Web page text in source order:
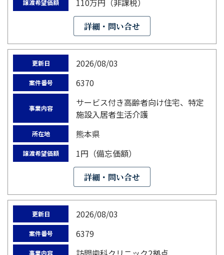
譲渡希望価額 110万円（非課税）
詳細・問い合せ
更新日 2026/08/03
案件番号 6370
事業内容
サービス付き高齢者向け住宅、特定
施設入居者生活介護
所在地 熊本県
譲渡希望価額 1円（備忘価額）
詳細・問い合せ
更新日 2026/08/03
案件番号 6379
事業内容